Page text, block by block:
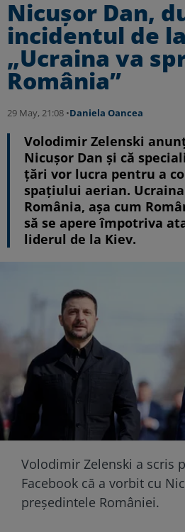
Nicușor Dan,
incidentul de
„Ucraina va
România”
29 May, 21:08 •Daniela Oancea
Volodimir Zelenski
Nicușor Dan și că
țări vor lucra pentru a
spațiului aerian.
România, așa cum
să se apere împotriva
liderul de la Kiev.
Volodimir Zelenski a scris
Facebook că a vorbit cu
președintele României.